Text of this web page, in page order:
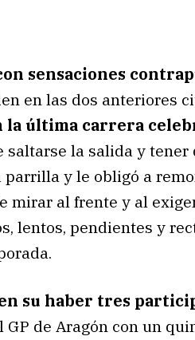
sensaciones
en las dos anteriores
la última carrera
saltarse la salida y
y le obligó a
mirar al frente y al
lentos, pendientes y
su haber tres
de Aragón con un